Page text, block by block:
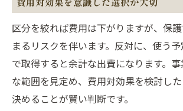
区分を絞れば費用は下がりますが、保
まるリスクを伴います。反対に、使う
で取得すると余計な出費になります。
な範囲を見定め、費用対効果を検討し
決めることが賢い判断です。